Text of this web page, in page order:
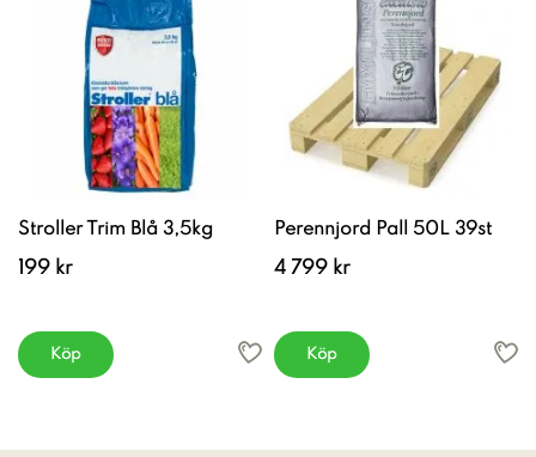
Stroller Trim Blå 3,5kg
199 kr
Köp
Perennjord Pall 50L 39st
4 799 kr
Köp